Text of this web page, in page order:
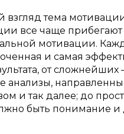
взгляд тема
все чаще
мотивации.
и самая
от
анализы,
и так далее; до
быть понимание и